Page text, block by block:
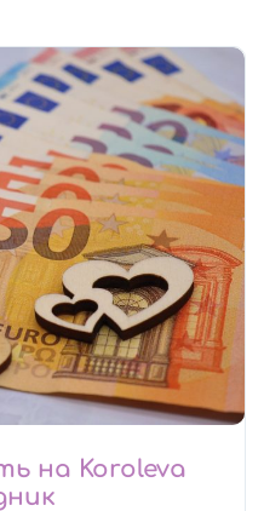
на Koroleva